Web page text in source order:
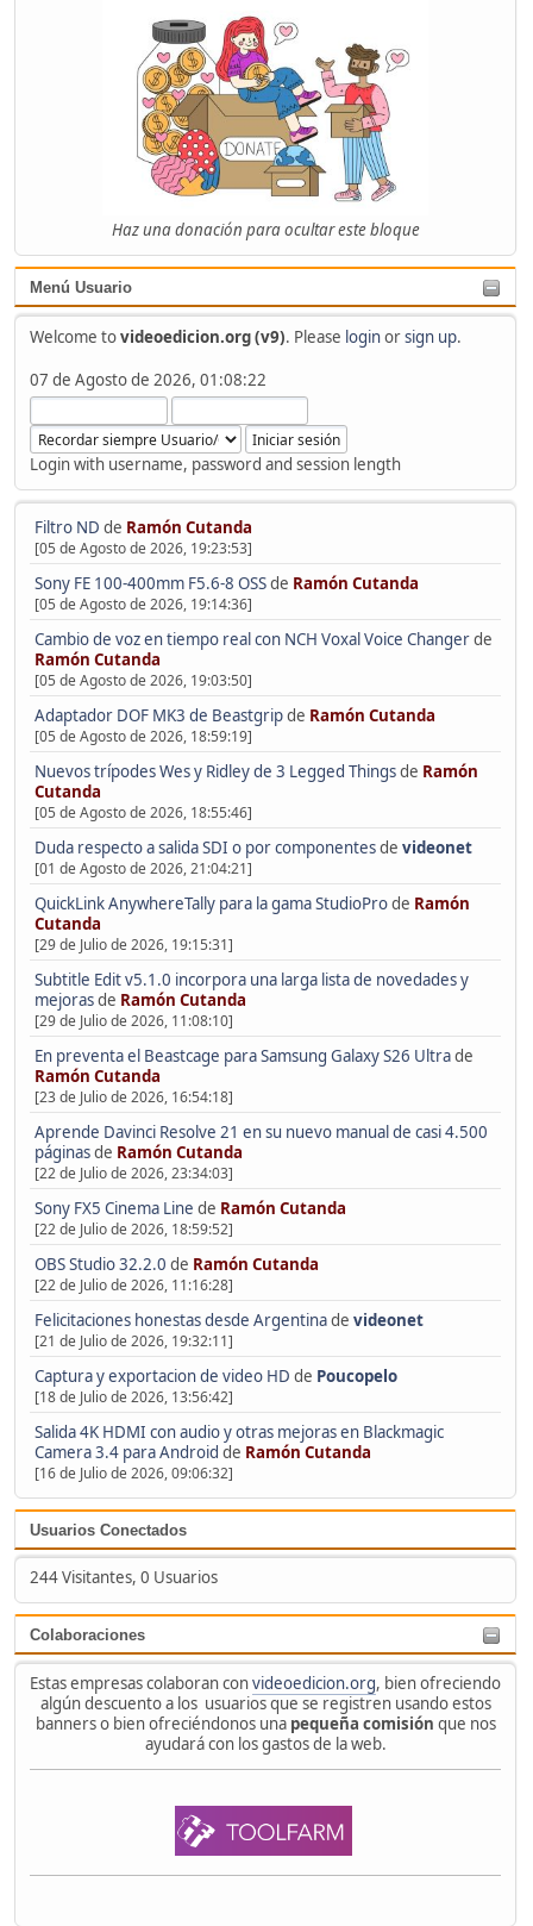
Haz una donación para ocultar este bloque
Menú Usuario
Welcome tovideoedicion.org (v9). Please loginorsign up.
07 de Agosto de 2026, 01:08:22
Login with username, password and session length
Filtro ND de Ramón Cutanda
[05 de Agosto de 2026, 19:23:53]
Sony FE 100-400mm F5.6-8 OSSde Ramón Cutanda
[05 de Agosto de 2026, 19:14:36]
Cambio de voz en tiempo real con NCH Voxal Voice Changerde
Ramón Cutanda
[05 de Agosto de 2026, 19:03:50]
Adaptador DOF MK3 de Beastgripde Ramón Cutanda
[05 de Agosto de 2026, 18:59:19]
Nuevos trípodes Wes y Ridley de 3 Legged Thingsde Ramón
Cutanda
[05 de Agosto de 2026, 18:55:46]
Duda respecto a salida SDI o por componentesde videonet
[01 de Agosto de 2026, 21:04:21]
QuickLink AnywhereTally para la gama StudioProde Ramón
Cutanda
[29 de Julio de 2026, 19:15:31]
Subtitle Edit v5.1.0 incorpora una larga lista de novedades y
mejorasde Ramón Cutanda
[29 de Julio de 2026, 11:08:10]
En preventa el Beastcage para Samsung Galaxy S26 Ultrade
Ramón Cutanda
[23 de Julio de 2026, 16:54:18]
Aprende Davinci Resolve 21 en su nuevo manual de casi 4.500
páginasde Ramón Cutanda
[22 de Julio de 2026, 23:34:03]
Sony FX5 Cinema Line de Ramón Cutanda
[22 de Julio de 2026, 18:59:52]
OBS Studio 32.2.0 de Ramón Cutanda
[22 de Julio de 2026, 11:16:28]
Felicitaciones honestas desde Argentinade videonet
[21 de Julio de 2026, 19:32:11]
Captura y exportacion de video HD de Poucopelo
[18 de Julio de 2026, 13:56:42]
Salida 4K HDMI con audio y otras mejoras en Blackmagic
Camera 3.4 para Android de Ramón Cutanda
[16 de Julio de 2026, 09:06:32]
Usuarios Conectados
244 Visitantes, 0 Usuarios
Colaboraciones
Estas empresas colaboran convideoedicion.org, bien ofreciendo
algún descuento a los usuarios que se registren usando estos
banners o bien ofreciéndonos una pequeña comisión que nos
ayudará con los gastos de la web.